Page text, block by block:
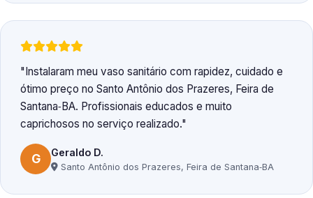
Instalaram meu vaso sanitário com rapidez, cuidado e
ótimo preço no Santo Antônio dos Prazeres, Feira de
Santana‑BA. Profissionais educados e muito
caprichosos no serviço realizado.
G Geraldo D.
Santo Antônio dos Prazeres, Feira de Santana‑BA